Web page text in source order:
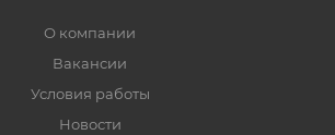
О компании
Вакансии
Условия работы
Новости